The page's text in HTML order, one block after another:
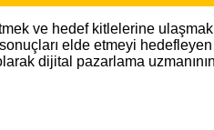
ve hedef kitlelerine
elde etmeyi
dijital pazarlama